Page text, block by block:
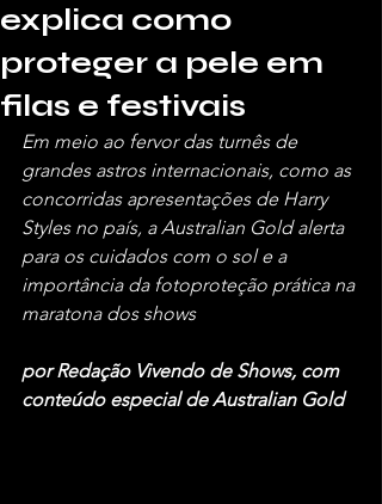
explica como
proteger a pele em
filas e festivais
Em meio ao fervor das turnês de
grandes astros internacionais, como as
concorridas apresentações de Harry
Styles no país, a Australian Gold alerta
para os cuidados com o sol e a
importância da fotoproteção prática na
maratona dos shows
por Redação Vivendo de Shows, com
conteúdo especial de Australian Gold